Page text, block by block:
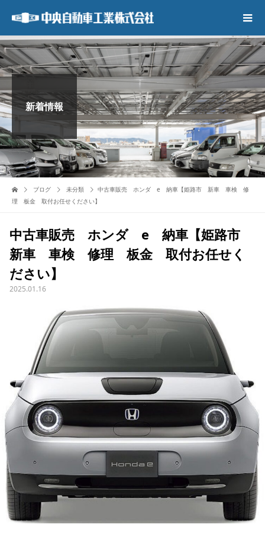
新着情報
ブログ 未分類
中古車販売 ホンダ e 納車【姫路市 新車 車検 修
理 板金 取付お任せください】
中古車販売 ホンダ e 納車【姫路市
新車 車検 修理 板金 取付お任せく
ださい】
2025.01.16